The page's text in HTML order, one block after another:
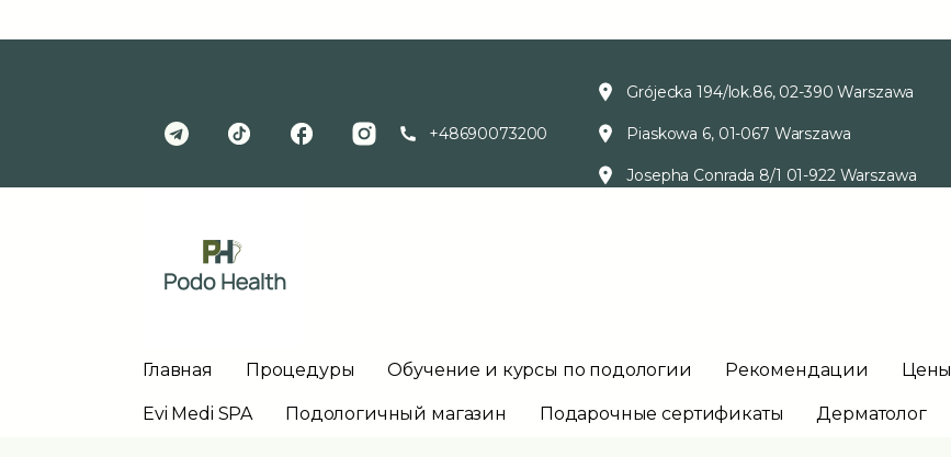
+48690073200
Grójecka 194/lok.86, 02-390 Warszawa
Piaskowa 6, 01-067 Warszawa
Josepha Conrada 8/1 01-922 Warszawa
Главная Процедуры Обучение и курсы по подологии Рекомендации Цены
Evi Medi SPA Подологичный магазин Подарочные сертификаты Дерматолог